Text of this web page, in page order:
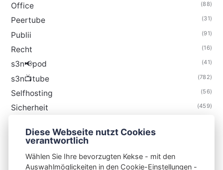
Office (88)
Peertube (31)
Publii (91)
Recht (16)
s3n📢pod (41)
s3n📺tube (782)
Selfhosting (56)
Sicherheit (459)
Thunderbird
Diese Webseite nutzt Cookies
verantwortlich
Wählen Sie Ihre bevorzugten Kekse - mit den
Auswahlmöglickeiten in den Cookie-Einstellungen -